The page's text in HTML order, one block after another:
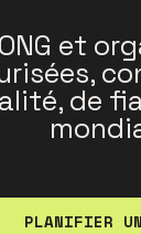
et
de
PLANIFIER